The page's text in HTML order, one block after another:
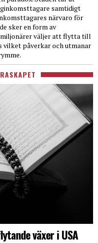
samtidigt
närvaro för
sker en form av
väljer att flytta till
vilket påverkar och utmanar
växer i USA